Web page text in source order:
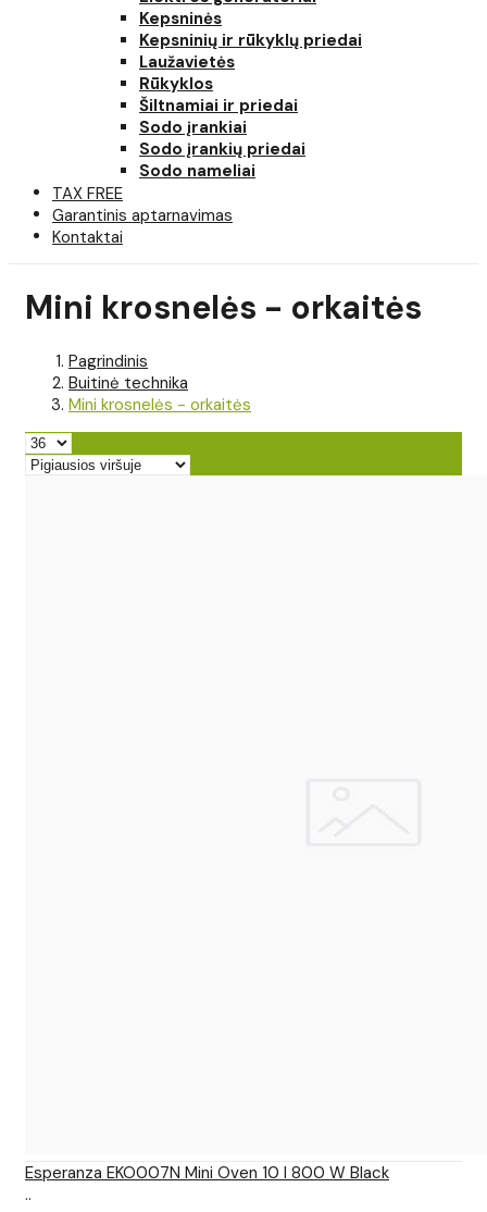
Kepsninės
Kepsninių ir rūkyklų priedai
Laužavietės
Rūkyklos
Šiltnamiai ir priedai
Sodo įrankiai
Sodo įrankių priedai
Sodo nameliai
TAX FREE
Garantinis aptarnavimas
Kontaktai
Mini krosnelės - orkaitės
Pagrindinis
Buitinė technika
Mini krosnelės - orkaitės
Esperanza EKO007N Mini Oven 10 l 800 W Black
..